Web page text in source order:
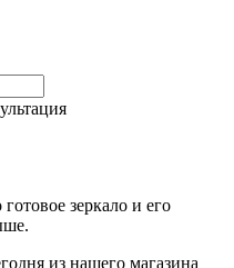
готовое зеркало и его
из нашего магазина